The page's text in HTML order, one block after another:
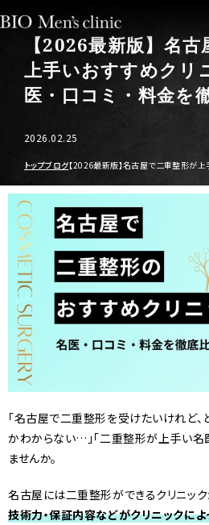
【2026最新版】名
上手いおすすめクリ
医・口コミ・料金を
2026.02.25
トップブログ【2026最新版】名古屋で二重整形が上
「名古屋で二重整形を受けたいけれど
かわからない…」「二重整形が上手い名
ませんか。
名古屋には二重整形ができるクリニック
技術力・保証内容などがクリニックによ